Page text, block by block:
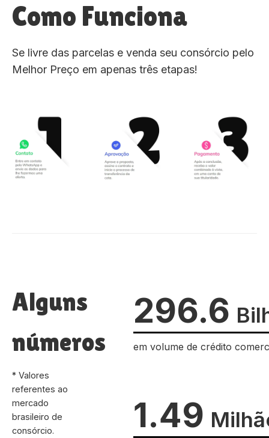
Como Funciona
Se livre das parcelas e venda seu consórcio pelo
Melhor Preço em apenas três etapas!
Alguns
números
* Valores
referentes ao
mercado
brasileiro de
consórcio.
296.6
em volume de crédito
1.49